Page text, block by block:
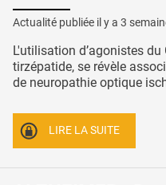
Actualité publiée il y a 3
L'utilisation d’agonistes
tirzépatide, se révèle
de neuropathie optique
LIRE LA SUITE